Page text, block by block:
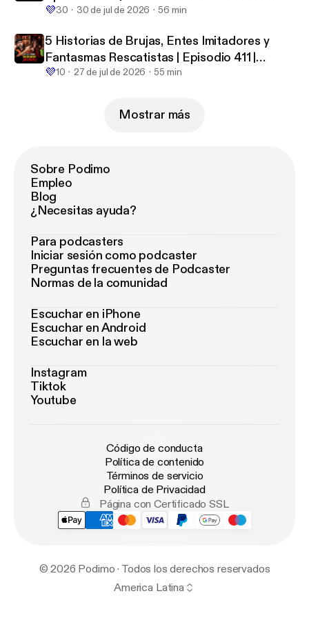
Existe
💜30 30 de jul de 2026 56 min
5 Historias de Brujas, Entes Imitadores y
Fantasmas Rescatistas | Episodio 411 |
Hablemos De Lo Que No Existe
💜10 27 de jul de 2026 55 min
Mostrar más
Sobre Podimo
Empleo
Blog
¿Necesitas ayuda?
Para podcasters
Iniciar sesión como podcaster
Preguntas frecuentes de Podcaster
Normas de la comunidad
Escuchar en iPhone
Escuchar en Android
Escuchar en la web
Instagram
Tiktok
Youtube
Código de conducta
Política de contenido
Términos de servicio
Política de Privacidad
Página con Certificado SSL
© 2026 Podimo · Todos los derechos reservados
America Latina